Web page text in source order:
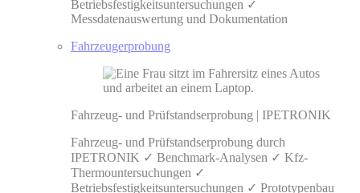
Betriebsfestigkeitsuntersuchungen ✓
Messdatenauswertung und Dokumentation
Fahrzeugerprobung
Fahrzeug- und Prüfstandserprobung | IPETRONIK
Fahrzeug- und Prüfstandserprobung durch
IPETRONIK ✓ Benchmark-Analysen ✓ Kfz-
Thermountersuchungen ✓
Betriebsfestigkeitsuntersuchungen ✓ Prototypenbau